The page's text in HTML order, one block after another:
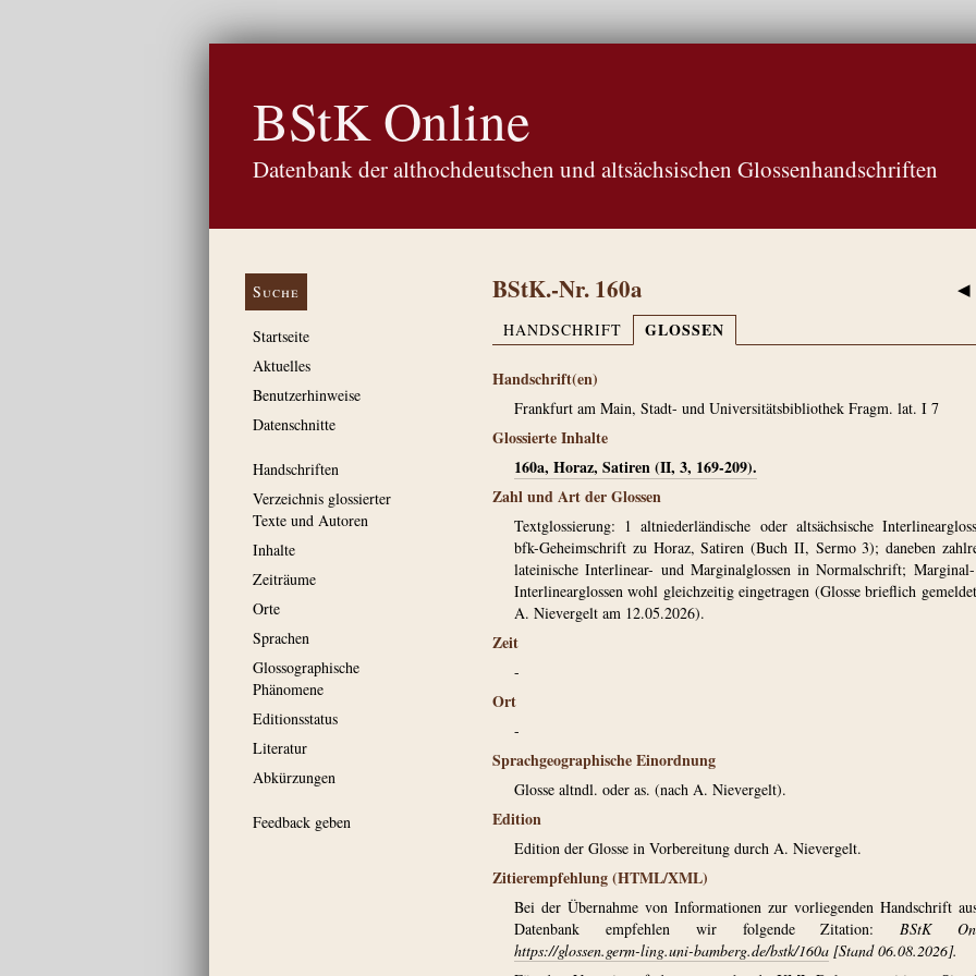
BStK Online
Datenbank der althochdeutschen und altsächsischen Glossenhandschriften
Suche
Startseite
Aktuelles
Benutzerhinweise
Datenschnitte
Handschriften
Verzeichnis glossierter
Texte und Autoren
Inhalte
Zeiträume
Orte
Sprachen
Glossographische
Phänomene
Editionsstatus
Literatur
Abkürzungen
Feedback geben
◀
BStK.-Nr. 160a
HANDSCHRIFT GLOSSEN
Handschrift(en)
Frankfurt am Main, Stadt- und Universitätsbibliothek Fragm. lat. I 7
Glossierte Inhalte
160a, Horaz, Satiren (II, 3, 169-209).
Zahl und Art der Glossen
Textglossierung: 1 altniederländische oder altsächsische
bfk-Geheimschrift zu Horaz, Satiren (Buch II, Sermo 3); daneben
lateinische Interlinear- und Marginalglossen in Normalschrift;
Interlinearglossen wohl gleichzeitig eingetragen (Glosse brieflich
A. Nievergelt am 12.05.2026).
Zeit
-
Ort
-
Sprachgeographische Einordnung
Glosse altndl. oder as. (nach A. Nievergelt).
Edition
Edition der Glosse in Vorbereitung durch A. Nievergelt.
Zitierempfehlung (HTML/XML)
Bei der Übernahme von Informationen zur vorliegenden Handschrift
Datenbank empfehlen wir folgende Zitation:BStK
https://glossen.germ-ling.uni-bamberg.de/bstk/160a [Stand 06.08.2026].